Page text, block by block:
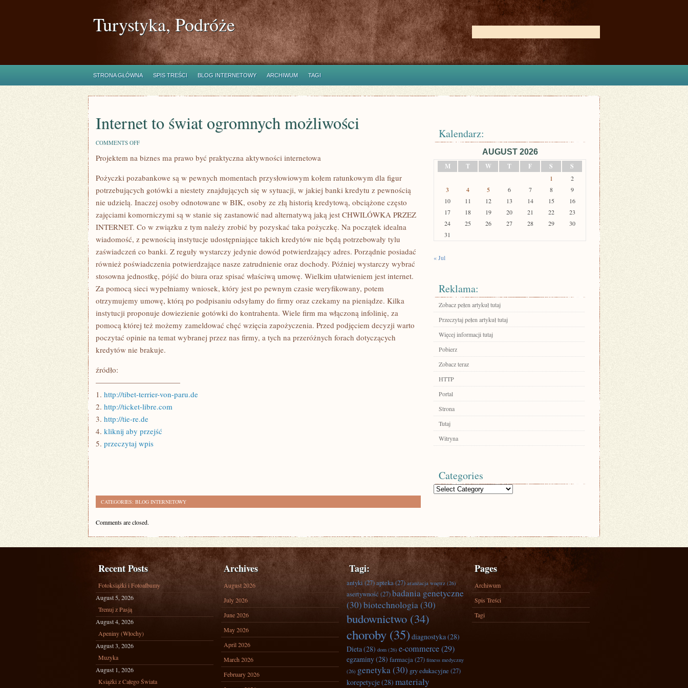
Turystyka, Podróże
STRONA GŁÓWNA SPIS TREŚCI BLOG INTERNETOWY ARCHIWUM TAGI
Internet to świat ogromnych możliwości
COMMENTS OFFON
TO
MOŻLIWOŚCI
Projektem na biznes ma prawo być praktyczna aktywności internetowa
Pożyczki pozabankowe są w pewnych momentach przysłowiowym kołem ratunkowym dla figur
potrzebujących gotówki a niestety znajdujących się w sytuacji, w jakiej banki kredytu z pewnością
nie udzielą. Inaczej osoby odnotowane w BIK, osoby ze złą historią kredytową, obciążone często
zajęciami komorniczymi są w stanie się zastanowić nad alternatywą jaką jest CHWILÓWKA PRZEZ
INTERNET. Co w związku z tym należy zrobić by pozyskać taka pożyczkę. Na początek idealna
wiadomość, z pewnością instytucje udostępniające takich kredytów nie będą potrzebowały tylu
zaświadczeń co banki. Z reguły wystarczy jedynie dowód potwierdzający adres. Porządnie posiadać
również poświadczenia potwierdzające nasze zatrudnienie oraz dochody. Później wystarczy wybrać
stosowna jednostkę, pójść do biura oraz spisać właściwą umowę. Wielkim ułatwieniem jest internet.
Za pomocą sieci wypełniamy wniosek, który jest po pewnym czasie weryfikowany, potem
otrzymujemy umowę, którą po podpisaniu odsyłamy do firmy oraz czekamy na pieniądze. Kilka
instytucji proponuje dowiezienie gotówki do kontrahenta. Wiele firm ma włączoną infolinię, za
pomocą której też możemy zameldować chęć wzięcia zapożyczenia. Przed podjęciem decyzji warto
poczytać opinie na temat wybranej przez nas firmy, a tych na przeróżnych forach dotyczących
kredytów nie brakuje.
źródło:
———————————
1. http://tibet-terrier-von-paru.de
2. http://ticket-libre.com
3. http://tie-re.de
4. kliknij aby przejść
5. przeczytaj wpis
CATEGORIES: BLOG INTERNETOWY
Comments are closed.
Kalendarz:
AUGUST 2026
M
T W T F S S
1
2
3
4 5 6 7 8
9
10
11 12 13 14 15
16
17
18 19 20 21 22
23
24
25 26 27 28 29
30
31
« Jul
Reklama:
Zobacz pełen artykuł tutaj
Przeczytaj pełen artykuł tutaj
Więcej informacji tutaj
Pobierz
Zobacz teraz
HTTP
Portal
Strona
Tutaj
Witryna
Categories
Categories
Recent Posts
Fotoksiążki i Fotoalbumy
August 5, 2026
Trenuj z Pasją
August 4, 2026
Apeniny (Włochy)
August 3, 2026
Muzyka
August 1, 2026
Książki z Całego Świata
Archives
August 2026
July 2026
June 2026
May 2026
April 2026
March 2026
February 2026
Tagi:
antyki(27)apteka(27) aranżacja wnętrz (26)
asertywność (27)badania genetyczne
(30)biotechnologia(30)
budownictwo (34)
choroby (35) diagnostyka(28)
Dieta(28) dom (26) e-commerce(29)
egzaminy(28) farmacja(27) fitness medyczny
(26) genetyka(30) gry edukacyjne (27)
korepetycje(28) materiały
Pages
Archiwum
Spis Treści
Tagi